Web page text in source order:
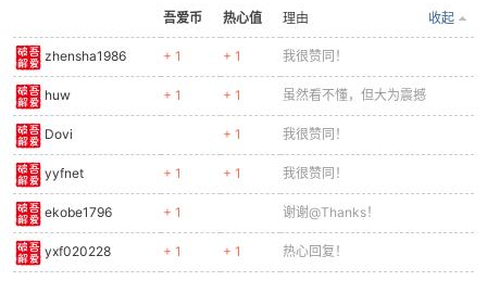
po
吾爱币 热心值 收起
理由
zhensha1986 + 1 + 1 我很赞同！
huw + 1 + 1 虽然看不懂，但大为震撼
Dovi + 1 我很赞同！
yyfnet + 1 + 1 我很赞同！
ekobe1796 + 1 谢谢@Thanks！
yxf020228 + 1 + 1 热心回复！